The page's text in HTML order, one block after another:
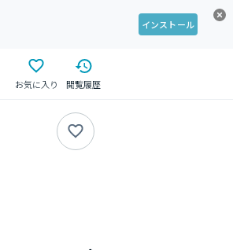
インストール
お気に入り 閲覧履歴